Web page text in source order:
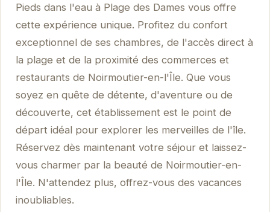
Pieds dans l'eau à Plage des Dames vous offre
cette expérience unique. Profitez du confort
exceptionnel de ses chambres, de l'accès direct à
la plage et de la proximité des commerces et
restaurants de Noirmoutier-en-l'Île. Que vous
soyez en quête de détente, d'aventure ou de
découverte, cet établissement est le point de
départ idéal pour explorer les merveilles de l'île.
Réservez dès maintenant votre séjour et laissez-
vous charmer par la beauté de Noirmoutier-en-
l'Île. N'attendez plus, offrez-vous des vacances
inoubliables.